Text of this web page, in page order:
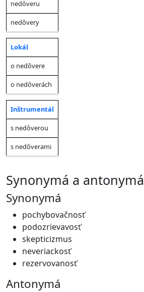
nedôveru
nedôvery
Lokál
o nedôvere
o nedôverách
Inštrumentál
s nedôverou
s nedôverami
synonymá a antonymá
Synonymá
pochybovačnosť
podozrievavosť
skepticizmus
neveriackosť
rezervovanosť
Antonymá